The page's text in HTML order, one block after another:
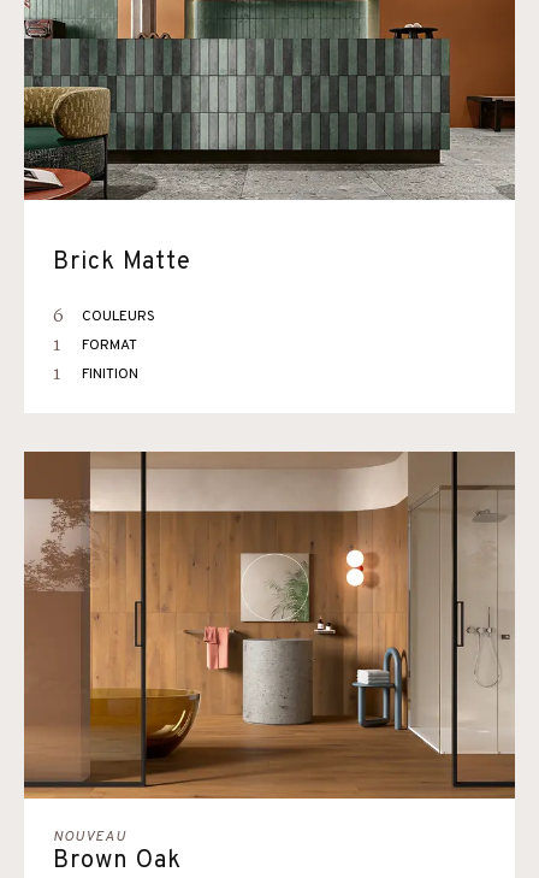
Brick Matte
6 COULEURS
1 FORMAT
1 FINITION
NOUVEAU
Brown Oak